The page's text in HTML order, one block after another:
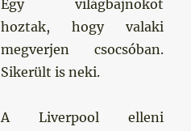
Egy világbajnokot
hoztak, hogy valaki
megverjen csocsóban.
Sikerült is neki.
A Liverpool elleni